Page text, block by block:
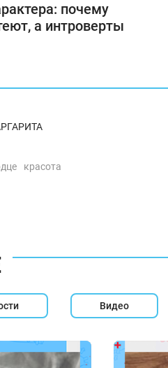
почему
а интроверты
красота
Видео